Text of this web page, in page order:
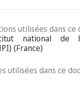
utilisées dans ce
national de
(France)
utilisées dans ce